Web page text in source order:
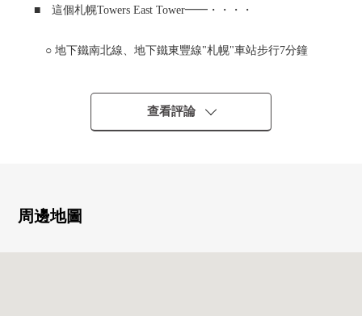
■ 這個札幌Towers East Tower━━・・・・
○ 地下鐵南北線、地下鐵東豐線"札幌"車站步行7分鐘
○ 2025年4月築
○ 地上30層樓27樓西南採光房
○ 能從景致好的陽台看札幌電視塔、JR塔。
○ 2面陽台
查看評論
周邊地圖